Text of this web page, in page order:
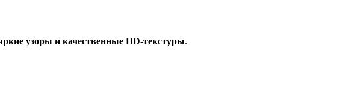
узоры и качественные HD-текстуры.